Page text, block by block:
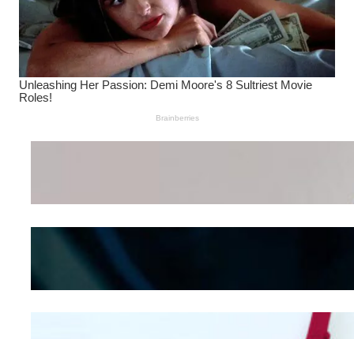
Wanita Pamer Pakaian
Kepribadian
Mengintip Kepribadian
Wanita Dari Warna Bra